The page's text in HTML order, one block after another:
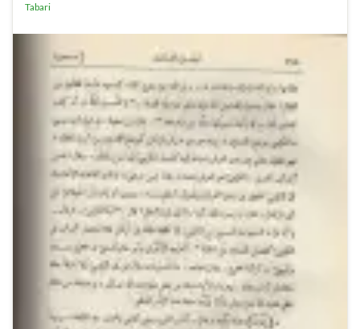
Tabari